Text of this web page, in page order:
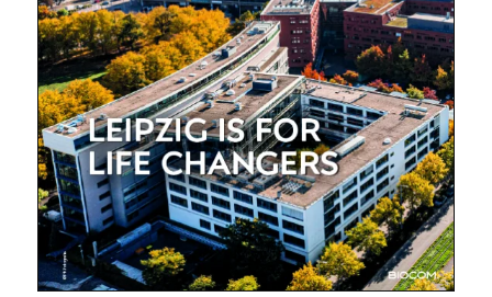
Mit dem |transkript-Newsletter
jede Woche aktuell informiert.
E-
Mail
(erforderlich)